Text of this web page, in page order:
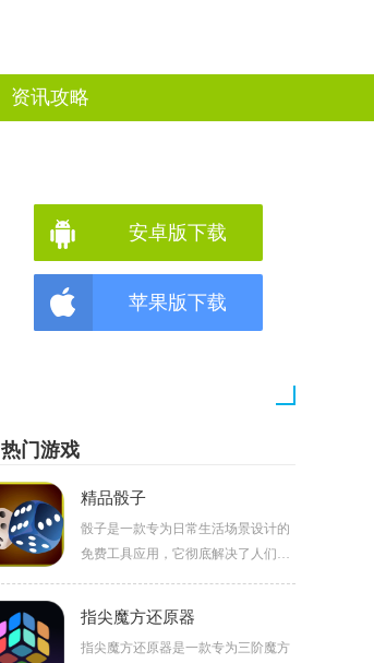
资讯攻略
安卓版下载
苹果版下载
热门游戏
精品骰子
骰子是一款专为日常生活场景设计的
免费工具应用，它彻底解决了人们随
策的瞬间，这款应用都能提供最便捷
的解决方案。它以其极致的轻量化设
指尖魔方还原器
指尖魔方还原器是一款专为三阶魔方